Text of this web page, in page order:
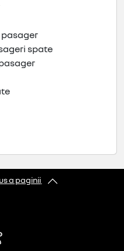
spate
a paginii